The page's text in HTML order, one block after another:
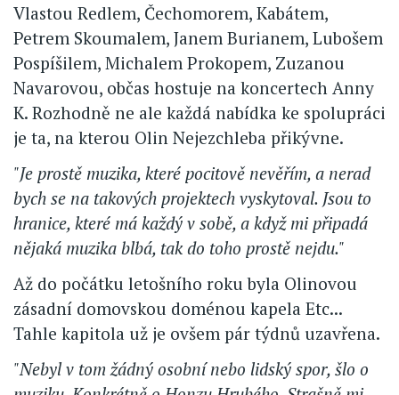
Vlastou Redlem, Čechomorem, Kabátem,
Petrem Skoumalem, Janem Burianem, Lubošem
Pospíšilem, Michalem Prokopem, Zuzanou
Navarovou, občas hostuje na koncertech Anny
K. Rozhodně ne ale každá nabídka ke spolupráci
je ta, na kterou Olin Nejezchleba přikývne.
"Je prostě muzika, které pocitově nevěřím, a nerad
bych se na takových projektech vyskytoval. Jsou to
hranice, které má každý v sobě, a když mi připadá
nějaká muzika blbá, tak do toho prostě nejdu."
Až do počátku letošního roku byla Olinovou
zásadní domovskou doménou kapela Etc...
Tahle kapitola už je ovšem pár týdnů uzavřena.
"Nebyl v tom žádný osobní nebo lidský spor, šlo o